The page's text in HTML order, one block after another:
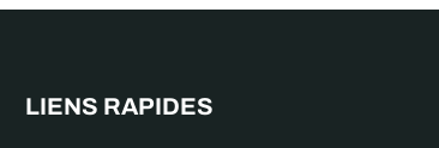
LIENS RAPIDES